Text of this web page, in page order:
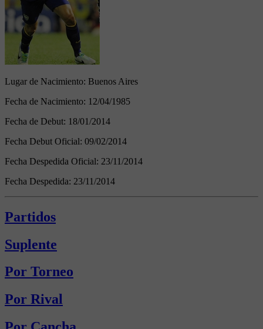
Lugar de Nacimiento: Buenos Aires
Fecha de Nacimiento: 12/04/1985
Fecha de Debut: 18/01/2014
Fecha Debut Oficial: 09/02/2014
Fecha Despedida Oficial: 23/11/2014
Fecha Despedida: 23/11/2014
Partidos
Suplente
Por Torneo
Por Rival